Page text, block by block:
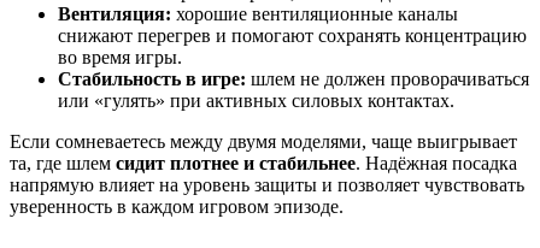
Вентиляция: хорошие вентиляционные каналы
снижают перегрев и помогают сохранять концентрацию
во время игры.
Стабильность в игре: шлем не должен проворачиваться
или «гулять» при активных силовых контактах.
Если сомневаетесь между двумя моделями, чаще выигрывает
та, где шлем сидит плотнее и стабильнее. Надёжная посадка
напрямую влияет на уровень защиты и позволяет чувствовать
уверенность в каждом игровом эпизоде.